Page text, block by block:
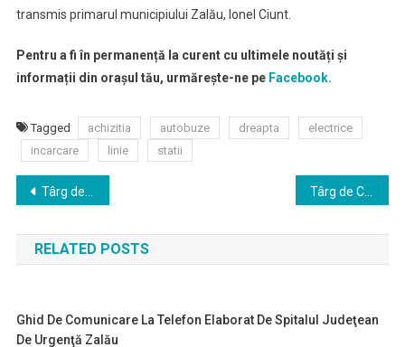
transmis primarul municipiului Zalău, Ionel Ciunt.
Pentru a fi în permanență la curent cu ultimele noutăți și
informații din orașul tău, urmărește-ne peFacebook.
Tagged achizitia autobuze dreapta
electrice
incarcare
linie statii
Navigare
în
articole
Târg de Crăciun
RELATED POSTS
Ghid De Comunicare La Telefon Elaborat De Spitalul Judeţean
De Urgenţă Zalău